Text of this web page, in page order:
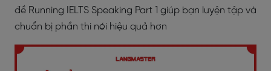
đề Running IELTS Speaking Part 1 giúp bạn luyện tập và
chuẩn bị phần thi nói hiệu quả hơn